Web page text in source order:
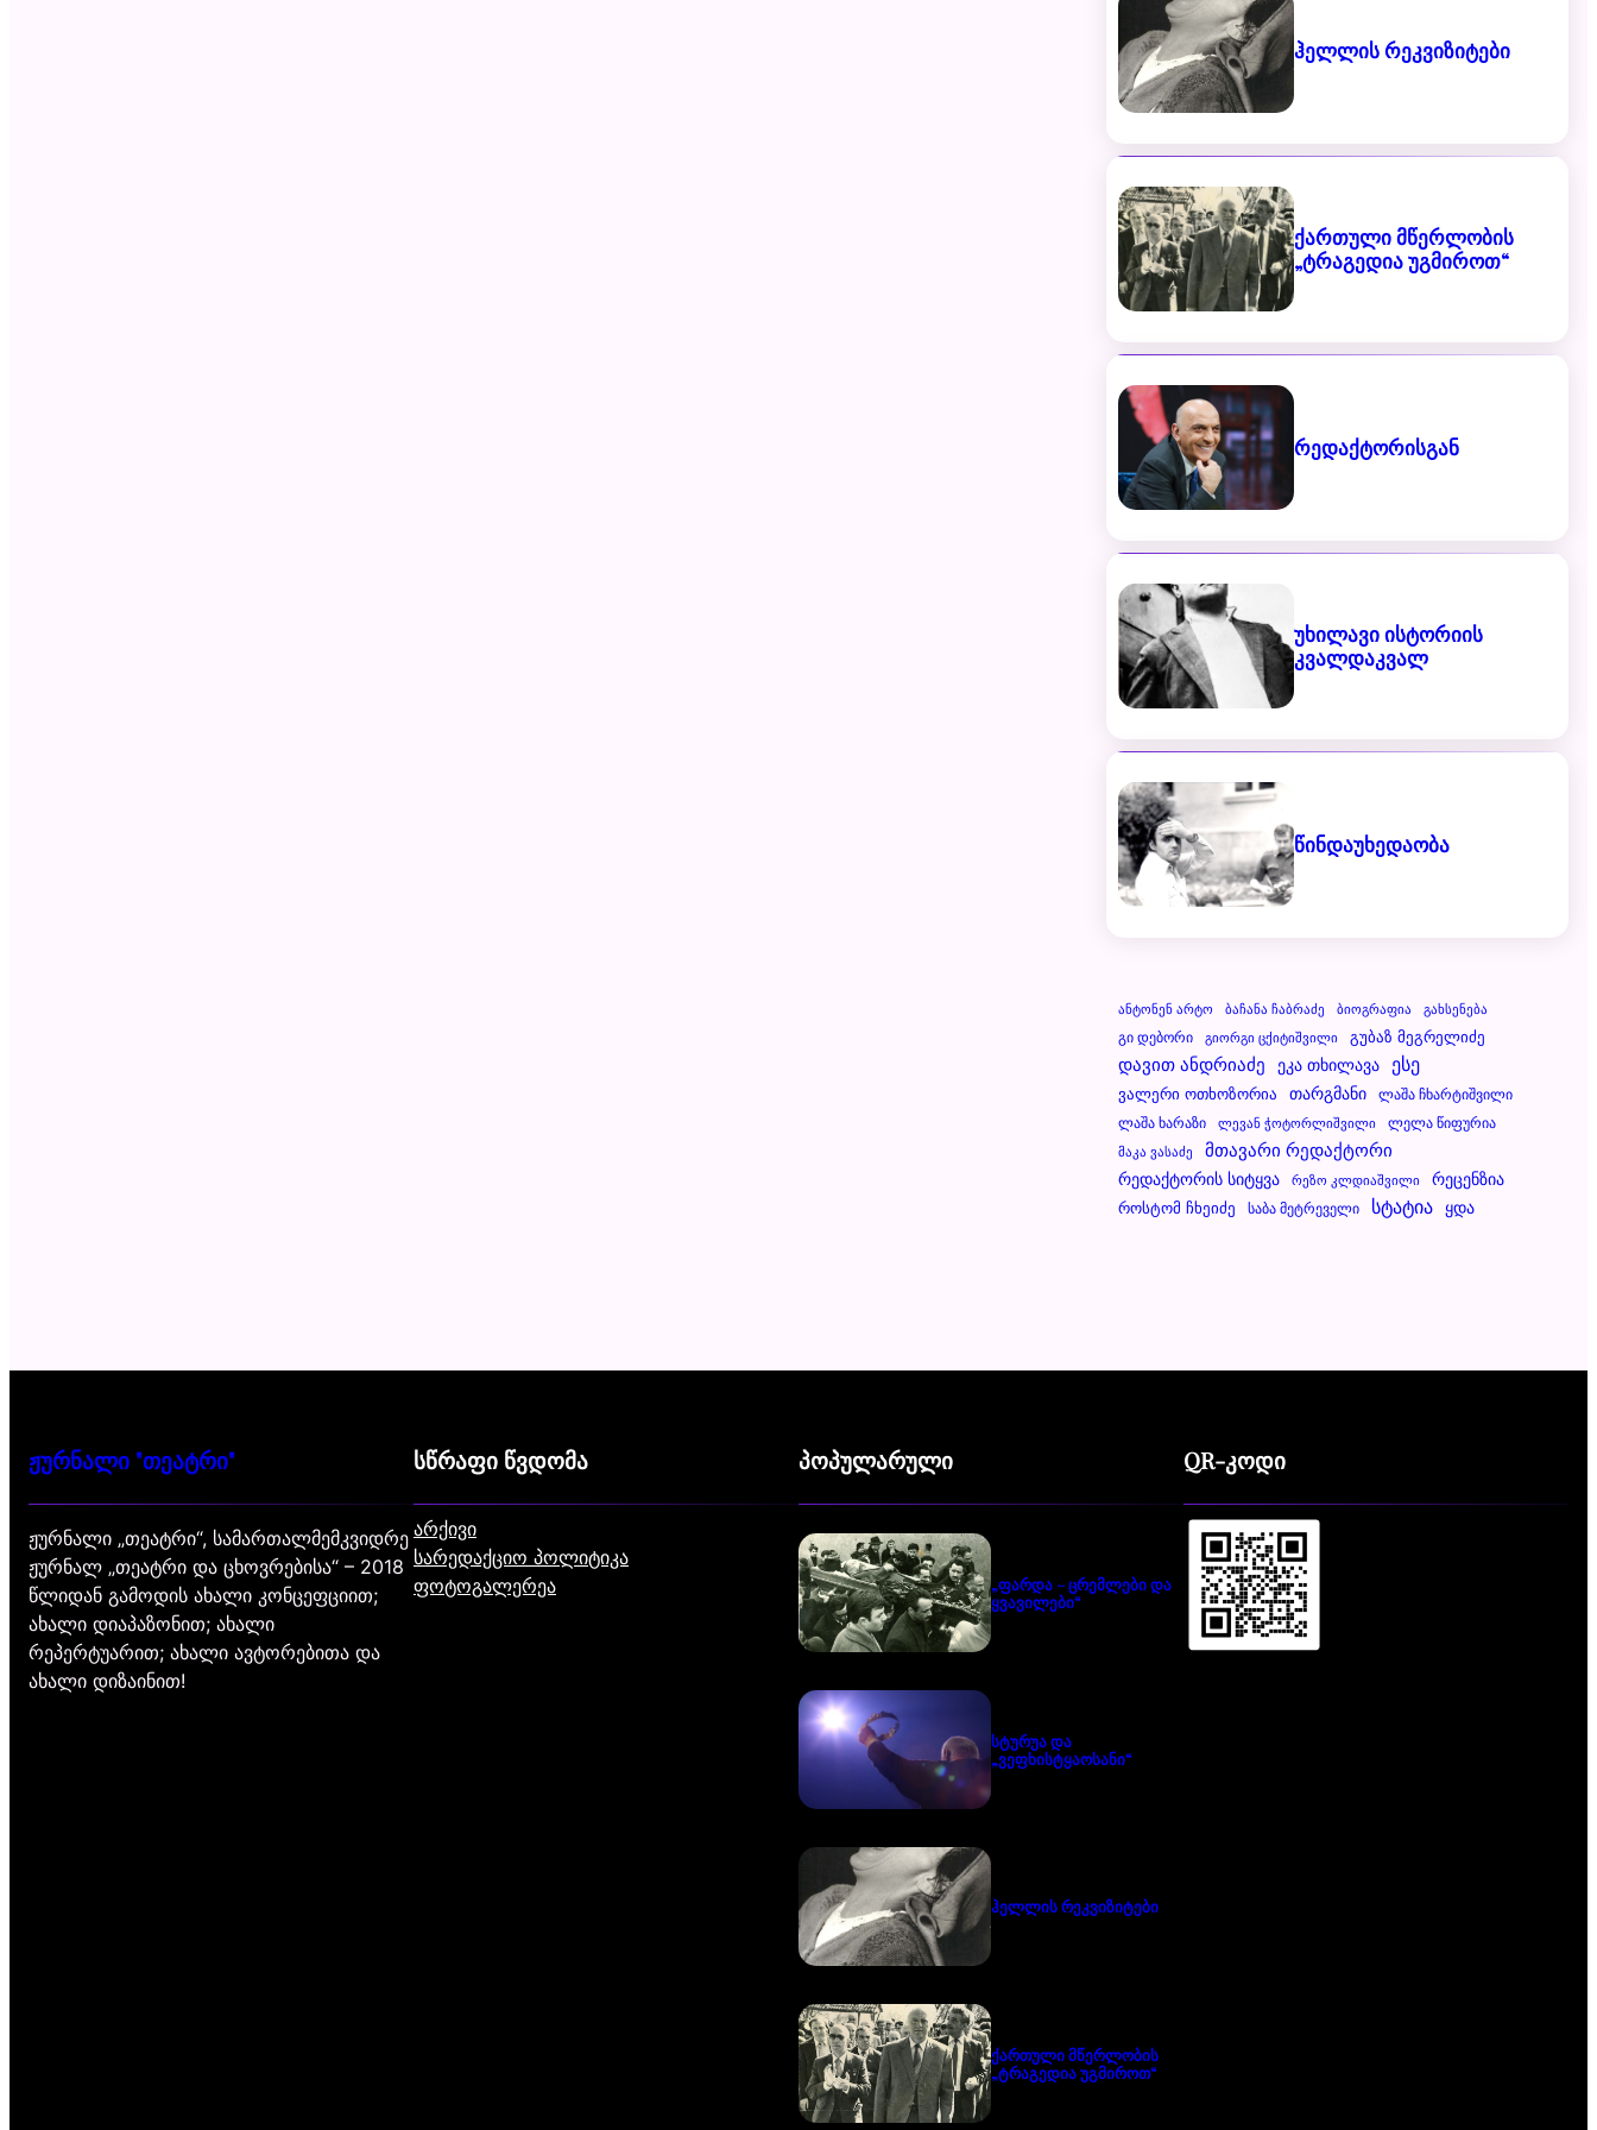
ჰელლის რეკვიზიტები
ქართული მწერლობის
„ტრაგედია უგმიროთ“
რედაქტორისგან
უხილავი ისტორიის
კვალდაკვალ
წინდაუხედაობა
Ანტონენ Არტო Ბაჩანა Ჩაბრაძე Ბიოგრაფია
Გახსენება
Გი Დებორი
Გიორგი Ცქიტიშვილი Გუბაზ Მეგრელიძე
Დავით Ანდრიაძე Ეკა Თხილავა Ესე
Ვალერი Ოთხოზორია Თარგმანი Ლაშა Ჩხარტიშვილი
Ლაშა Ხარაზი Ლევან Ჭოტორლიშვილი
Ლელა Წიფურია
Მაკა Ვასაძე
Მთავარი Რედაქტორი
Რედაქტორის Სიტყვა Რეზო Კლდიაშვილი Რეცენზია
Როსტომ Ჩხეიძე Საბა Მეტრეველი Სტატია Ყდა
ჟურნალი "თეატრი"
ჟურნალი „თეატრი“, სამართალმემკვიდრე
ჟურნალ „თეატრი და ცხოვრებისა“ – 2018
წლიდან გამოდის ახალი კონცეფციით;
ახალი დიაპაზონით; ახალი
რეპერტუარით; ახალი ავტორებითა და
ახალი დიზაინით!
სწრაფი წვდომა
არქივი
სარედაქციო პოლიტიკა
ფოტოგალერეა
პოპულარული
„ფარდა – ცრემლები და
ყვავილები“
სტურუა და
„ვეფხისტყაოსანი“
ჰელლის რეკვიზიტები
ქართული მწერლობის
„ტრაგედია უგმიროთ“
QR-კოდი